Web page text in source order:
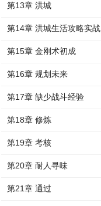
第13章 洪城
第14章 洪城生活攻略实战
第15章 金刚术初成
第16章 规划未来
第17章 缺少战斗经验
第18章 修炼
第19章 考核
第20章 耐人寻味
第21章 通过